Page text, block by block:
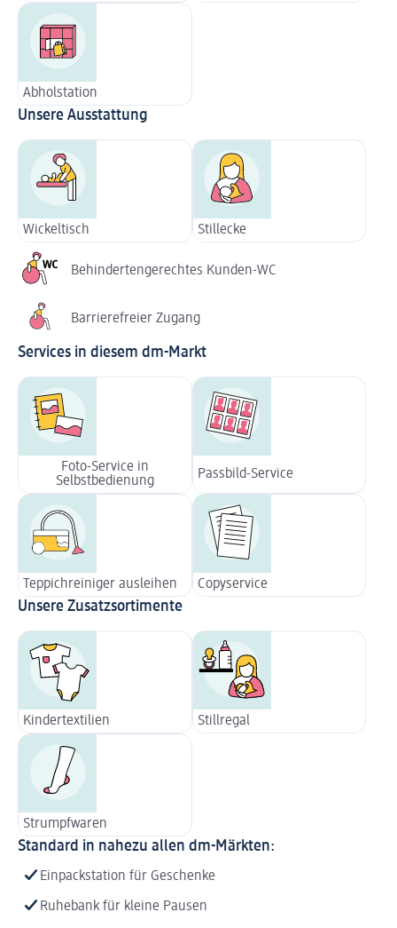
Abholstation
Unsere Ausstattung
Wickeltisch Stillecke
Behindertengerechtes Kunden-WC
Barrierefreier Zugang
Services in diesem dm-Markt
Foto-Service in
Selbstbedienung
Passbild-Service
Teppichreiniger ausleihen Copyservice
Unsere Zusatzsortimente
Kindertextilien Stillregal
Strumpfwaren
Standard in nahezu allen dm-Märkten:
Einpackstation für Geschenke
Ruhebank für kleine Pausen